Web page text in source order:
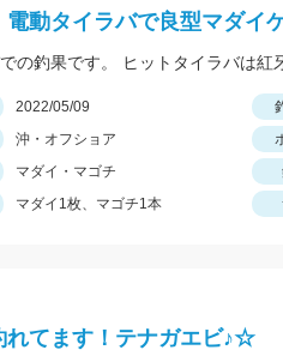
動タイラバで良型マダイ
2022/05/09
沖・オフショア
マダイ・マゴチ
マダイ1枚、マゴチ1本
てます！テナガエビ♪☆